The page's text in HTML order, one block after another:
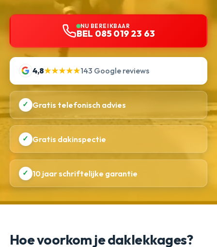
NU BEREIKBAAR
BEL 085 019 23 63
4,8★★★★★143 Google reviews
✓ Gratis telefonisch advies
✓ Gratis dakinspectie
✓ 10 jaar schriftelijke garantie
Hoe voorkom je daklekkages?